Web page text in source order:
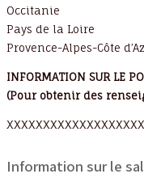
Occitanie
Pays de la Loire
Provence-Alpes-Côte
INFORMATION SUR LE
(Pour obtenir des
Information sur le